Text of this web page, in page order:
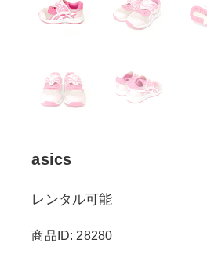
asics
レンタル可能
商品ID: 28280